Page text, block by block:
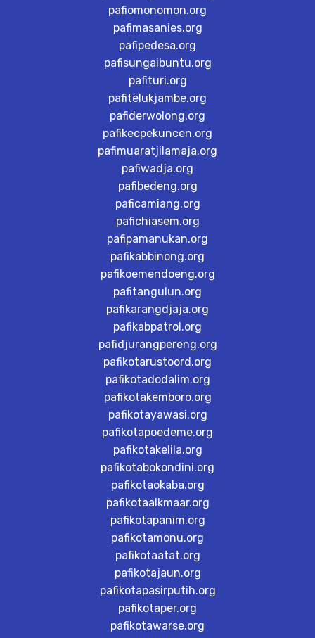
pafiomonomon.org
pafimasanies.org
pafipedesa.org
pafisungaibuntu.org
pafituri.org
pafitelukjambe.org
pafiderwolong.org
pafikecpekuncen.org
pafimuaratjilamaja.org
pafiwadja.org
pafibedeng.org
paficamiang.org
pafichiasem.org
pafipamanukan.org
pafikabbinong.org
pafikoemendoeng.org
pafitangulun.org
pafikarangdjaja.org
pafikabpatrol.org
pafidjurangpereng.org
pafikotarustoord.org
pafikotadodalim.org
pafikotakemboro.org
pafikotayawasi.org
pafikotapoedeme.org
pafikotakelila.org
pafikotabokondini.org
pafikotaokaba.org
pafikotaalkmaar.org
pafikotapanim.org
pafikotamonu.org
pafikotaatat.org
pafikotajaun.org
pafikotapasirputih.org
pafikotaper.org
pafikotawarse.org